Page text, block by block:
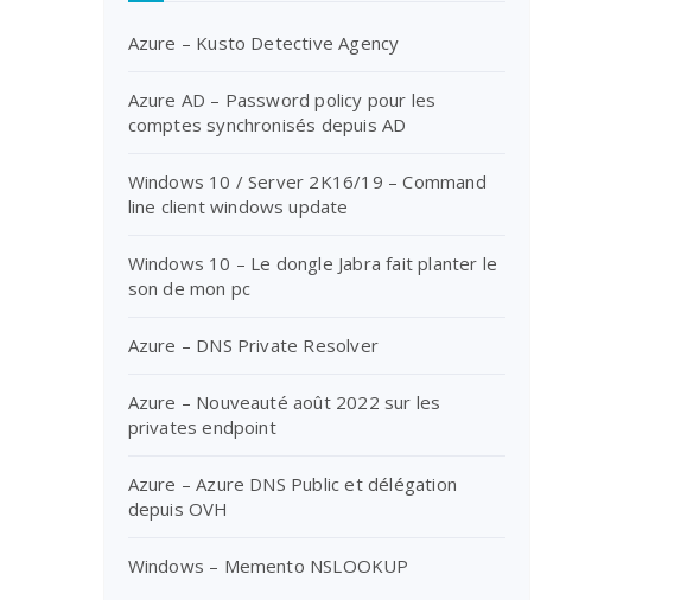
Azure – Kusto Detective Agency
Azure AD – Password policy pour les
comptes synchronisés depuis AD
Windows 10 / Server 2K16/19 – Command
line client windows update
Windows 10 – Le dongle Jabra fait planter le
son de mon pc
Azure – DNS Private Resolver
Azure – Nouveauté août 2022 sur les
privates endpoint
Azure – Azure DNS Public et délégation
depuis OVH
Windows – Memento NSLOOKUP